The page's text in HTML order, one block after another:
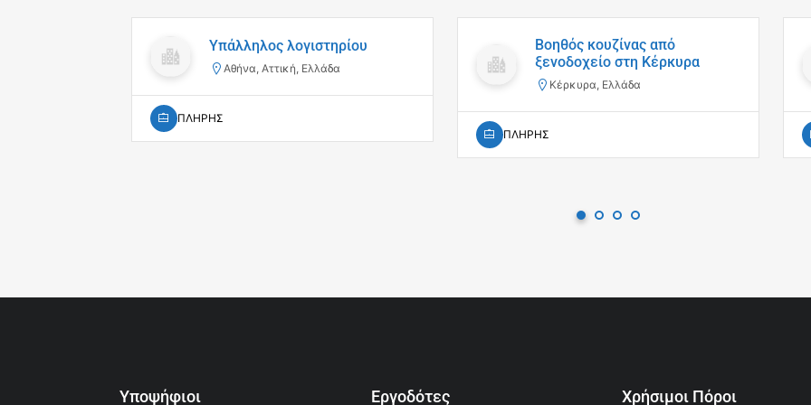
Υπάλληλος λογιστηρίου
Αθήνα, Αττική, Ελλάδα
ΠΛΗΡΗΣ
Βοηθός κουζίνας από
ξενοδοχείο στη Κέρκυρα
Κέρκυρα, Ελλάδα
ΠΛΗΡΗΣ
Υποψήφιοι Εργοδότες Χρήσιμοι Πόροι